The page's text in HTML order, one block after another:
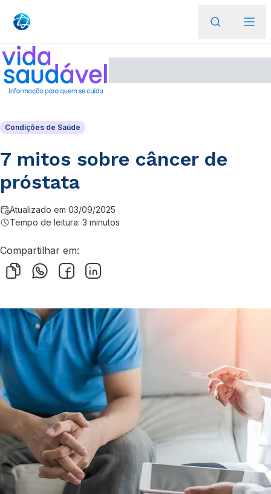
Condições de Saúde
7 mitos sobre câncer de
próstata
Atualizado em 03/09/2025
Tempo de leitura: 3 minutos
Compartilhar em: